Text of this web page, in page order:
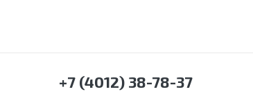
+7 (4012) 38-78-37